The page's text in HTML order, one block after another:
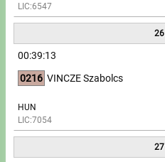
LIC:6547
26
00:39:13
0216 VINCZE Szabolcs
HUN
LIC:7054
27